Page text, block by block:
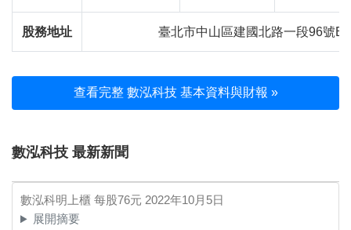
股務地址 臺北市中山區建國北路一段96號
查看完整 數泓科技 基本資料與財報 »
數泓科技 最新新聞
數泓科明上櫃 每股76元 2022年10月5日
展開摘要